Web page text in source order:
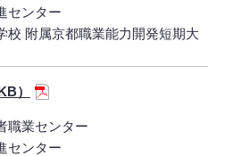
センター
校 附属京都職業能力開発短期大
）
職業センター
センター